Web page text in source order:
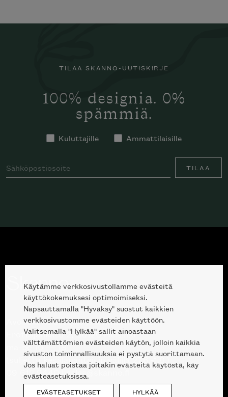
TILAA SKANNO-UUTISKIRJE
100% designia. 0%
spämmiä.
Kuluttajille Ammattilaisille
TILAA
Avoinna kuluttajille ja ammattilaisille:
Erottajankatu 2, 00120 Helsinki
ma-pe 10 — 18
(suljettu kesälauantaisin välillä 27.6.-1.8.)
09 612 9440|sales@skanno.fi
Käytämme verkkosivustollamme evästeitä
käyttökokemuksesi optimoimiseksi.
Napsauttamalla "Hyväksy" suostut kaikkien
verkkosivustomme evästeiden käyttöön.
Valitsemalla "Hylkää" sallit ainoastaan
välttämättömien evästeiden käytön, jolloin kaikkia
sivuston toiminnallisuuksia ei pystytä suorittamaan.
Jos haluat poistaa joitakin evästeitä käytöstä, käy
evästeasetuksissa.
EVÄSTEASETUKSET HYLKÄÄ